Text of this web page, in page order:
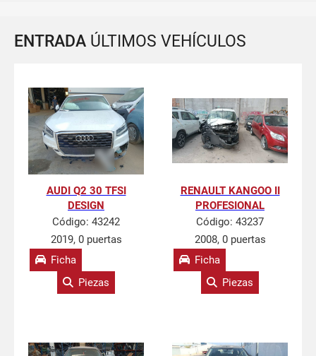
ENTRADA ÚLTIMOS VEHÍCULOS
AUDI Q2 30 TFSI
DESIGN
Código: 43242
2019, 0 puertas
Ficha
Piezas
RENAULT KANGOO II
PROFESIONAL
Código: 43237
2008, 0 puertas
Ficha
Piezas